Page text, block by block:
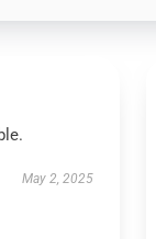
May 2, 2025